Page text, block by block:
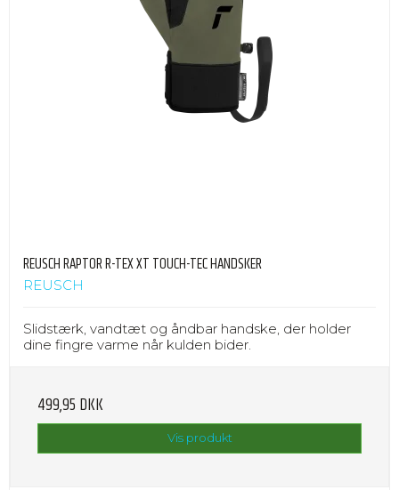
REUSCH RAPTOR R-TEX XT TOUCH-TEC HANDSKER
REUSCH
Slidstærk, vandtæt og åndbar handske, der holder
dine fingre varme når kulden bider.
499,95 DKK
Vis produkt